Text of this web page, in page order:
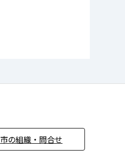
市の組織・問合せ